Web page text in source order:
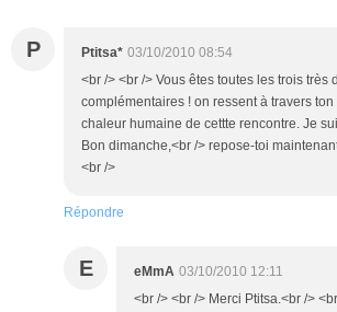
P Ptitsa* 03/10/2010 08:54
<br /> <br /> Vous êtes toutes les trois très
complémentaires ! on ressent à travers
chaleur humaine de cettte rencontre. Je
Bon dimanche,<br /> repose-toi
<br />
Répondre
E eMmA 03/10/2010 12:11
<br /> <br /> Merci Ptitsa.<br />